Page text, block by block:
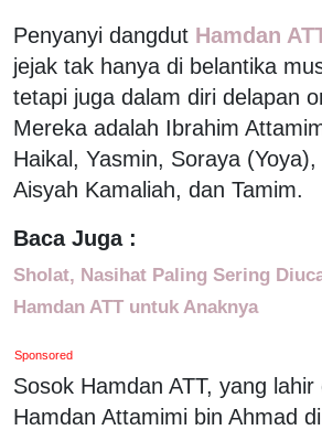
Penyanyi dangdut Hamdan
jejak tak hanya di belantika
tetapi juga dalam diri delapan
Mereka adalah Ibrahim
Haikal, Yasmin, Soraya
Aisyah Kamaliah, dan Tamim.
Baca Juga :
Sholat, Nasihat Paling Sering
Hamdan ATT untuk Anaknya
Sponsored
Sosok Hamdan ATT, yang
Hamdan Attamimi bin Ahmad